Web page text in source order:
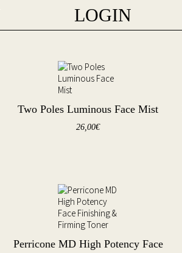
LOGIN
Two Poles Luminous Face Mist
26,00€
Perricone MD High Potency Face